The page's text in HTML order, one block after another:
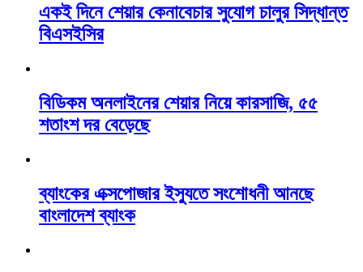
একই দিনে শেয়ার কেনাবেচার সুযোগ চালুর সিদ্ধান্ত
বিএসইসির
বিডিকম অনলাইনের শেয়ার নিয়ে কারসাজি, ৫৫
শতাংশ দর বেড়েছে
ব্যাংকের এক্সপোজার ইস্যুতে সংশোধনী আনছে
বাংলাদেশ ব্যাংক